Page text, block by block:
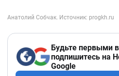
Будьте первыми
подпишитесь на
Google